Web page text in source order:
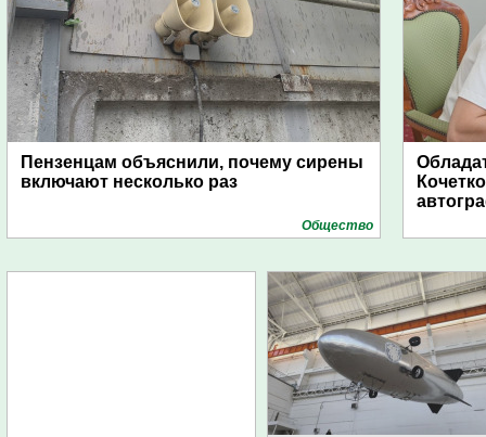
Пензенцам объяснили, почему сирены
включают несколько раз
Общество